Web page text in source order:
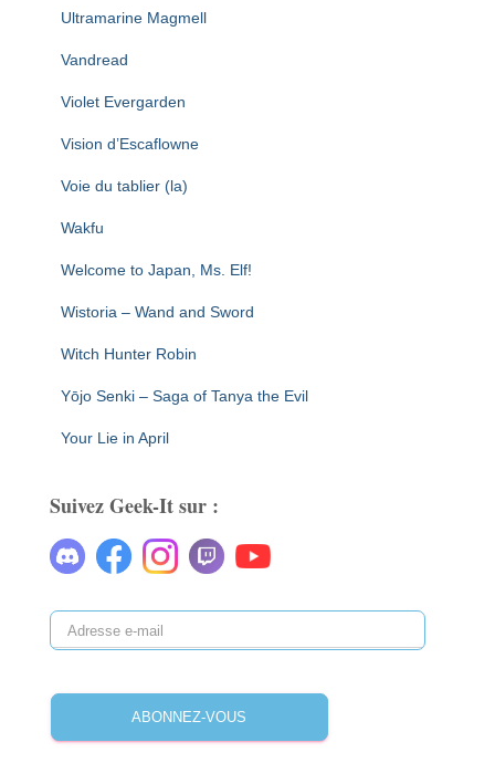
Ultramarine Magmell
Vandread
Violet Evergarden
Vision d’Escaflowne
Voie du tablier (la)
Wakfu
Welcome to Japan, Ms. Elf!
Wistoria – Wand and Sword
Witch Hunter Robin
Yōjo Senki – Saga of Tanya the Evil
Your Lie in April
Suivez Geek-It sur :
A
d
e
s
ABONNEZ-VOUS